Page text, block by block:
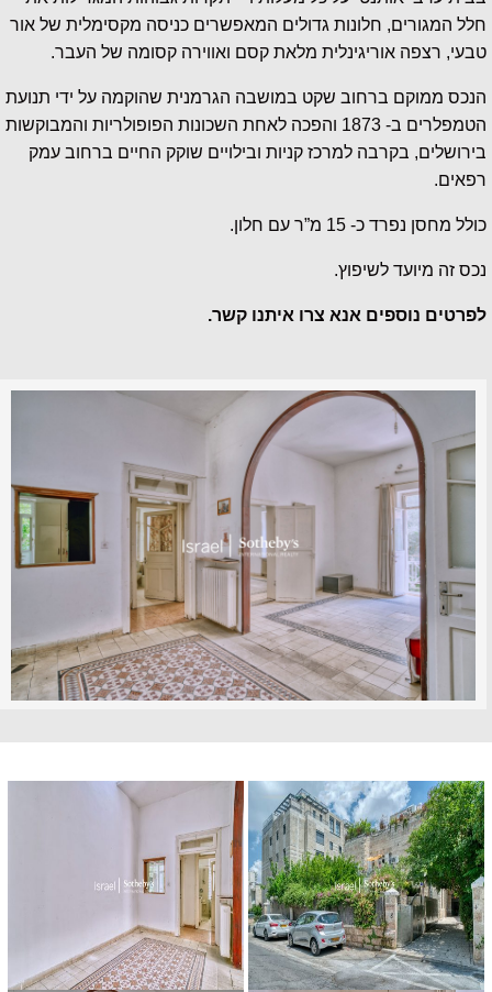
חלל המגורים, חלונות גדולים המאפשרים כניסה מקסימלית של אור
טבעי, רצפה אוריגינלית מלאת קסם ואווירה קסומה של העבר.
הנכס ממוקם ברחוב שקט במושבה הגרמנית שהוקמה על ידי תנועת
הטמפלרים ב- 1873 והפכה לאחת השכונות הפופולריות והמבוקשות
בירושלים, בקרבה למרכז קניות ובילויים שוקק החיים ברחוב עמק
רפאים.
כולל מחסן נפרד כ- 15 מ”ר עם חלון.
נכס זה מיועד לשיפוץ.
לפרטים נוספים אנא צרו איתנו קשר.